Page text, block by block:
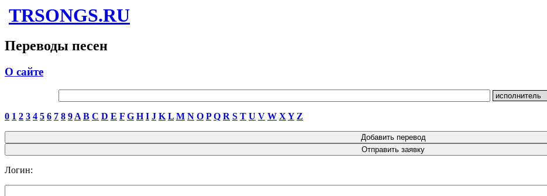
TRSONGS.RU
Переводы песен
О сайте
0 1 2 3 4 5 6 7 8 9 A B C D E F G H I J K L M N O P Q R S T U V W X Y Z
Логин: